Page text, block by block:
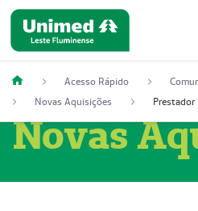
Acesso Rápido
Novas Aquisições
Novas